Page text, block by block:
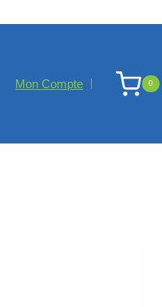
Mon Compte 0